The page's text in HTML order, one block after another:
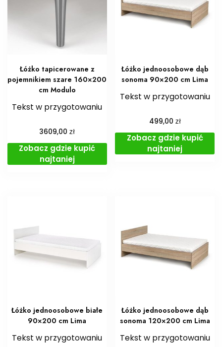
Łóżko tapicerowane z
pojemnikiem szare 160×200
cm Modulo
Tekst w przygotowaniu
3609,00zł
Zobacz gdzie kupić
najtaniej
Łóżko jednoosobowe dąb
sonoma 90×200 cm Lima
Tekst w przygotowaniu
499,00 zł
Zobacz gdzie kupić
najtaniej
Łóżko jednoosobowe białe
90×200 cm Lima
Tekst w przygotowaniu
Łóżko jednoosobowe dąb
sonoma 120×200 cm Lima
Tekst w przygotowaniu